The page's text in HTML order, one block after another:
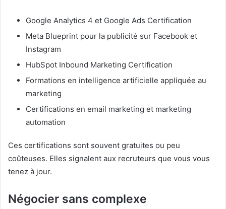
Google Analytics 4 et Google Ads Certification
Meta Blueprint pour la publicité sur Facebook et
Instagram
HubSpot Inbound Marketing Certification
Formations en intelligence artificielle appliquée au
marketing
Certifications en email marketing et marketing
automation
Ces certifications sont souvent gratuites ou peu
coûteuses. Elles signalent aux recruteurs que vous vous
tenez à jour.
Négocier sans complexe